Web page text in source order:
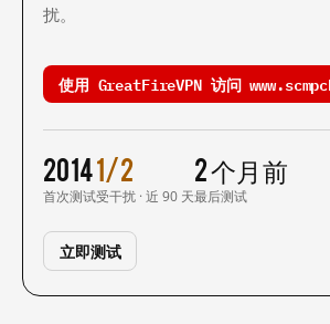
扰。
使用 GreatFireVPN 访问
2014
首次测试
1/2
受干扰 · 近 90 天
2 个月前
最后测试
立即测试